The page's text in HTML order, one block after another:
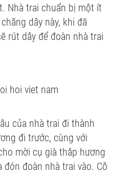
Nhà trai chuẩn bị một ít
dây này, khi đã
rút dây để đoàn nhà trai
của nhà trai đi thành
đi trước, cùng với
mời cụ già thắp hương
đoàn nhà trai vào. Cô